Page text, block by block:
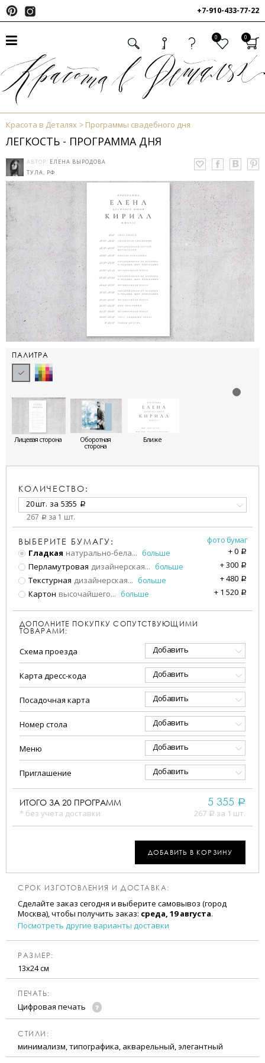
+7-910-433-77-22
0 0
Красота в Деталях Программы свадебного дня
ЛЕГКОСТЬ - ПРОГРАММА ДНЯ
АВТОР: ЕЛЕНА ВЫРОДОВА
ТУЛА, РФ
ПАЛИТРА
Лицевая сторона Оборотная
сторона
Ближе
КОЛИЧЕСТВО:
20 шт. за 5355 a
267 a за 1 шт.
ВЫБЕРИТЕ БУМАГУ:
фото бумаг
Гладкая натурально-бела... больше +0 a
Перламутровая дизайнерская... больше +300 a
Текстурная дизайнерская... больше +480 a
Картон высочайшего... больше + 1 520 a
ДОПОЛНИТЕ ПОКУПКУ СОПУТСТВУЮЩИМИ
ТОВАРАМИ:
Схема проезда Добавить
Карта дресс-кода Добавить
Посадочная карта Добавить
Номер стола Добавить
Меню Добавить
Приглашение Добавить
ИТОГО ЗА 20 ПРОГРАММ
* без учета доставки
5 355 a
267 a за 1 шт.
ДОБАВИТЬ В КОРЗИНУ
СРОК ИЗГОТОВЛЕНИЯ И ДОСТАВКА:
Сделайте заказ сегодня и выберите самовывоз (город
Москва), чтобы получить заказ: среда, 19 августа.
Посмотреть другие варианты доставки
РАЗМЕР:
13х24 см
ПЕЧАТЬ:
Цифровая печать
CТИЛИ:
минимализм, типографика, акварельный, элегантный